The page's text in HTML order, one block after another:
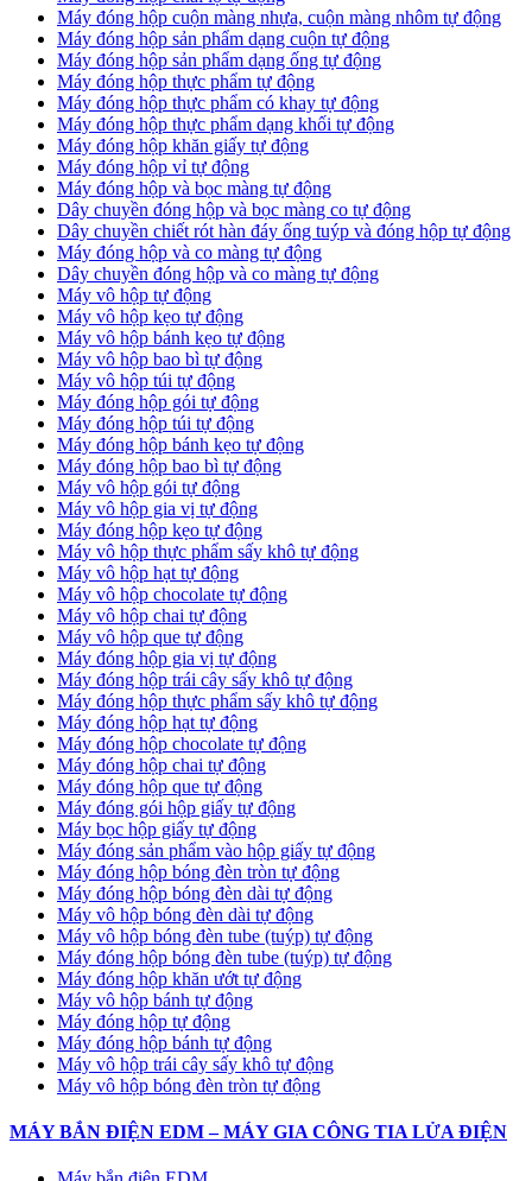
Máy đóng hộp cuộn màng nhựa, cuộn màng nhôm tự động
Máy đóng hộp sản phẩm dạng cuộn tự động
Máy đóng hộp sản phẩm dạng ống tự động
Máy đóng hộp thực phẩm tự động
Máy đóng hộp thực phẩm có khay tự động
Máy đóng hộp thực phẩm dạng khối tự động
Máy đóng hộp khăn giấy tự động
Máy đóng hộp vỉ tự động
Máy đóng hộp và bọc màng tự động
Dây chuyền đóng hộp và bọc màng co tự động
Dây chuyền chiết rót hàn đáy ống tuýp và đóng hộp tự động
Máy đóng hộp và co màng tự động
Dây chuyền đóng hộp và co màng tự động
Máy vô hộp tự động
Máy vô hộp kẹo tự động
Máy vô hộp bánh kẹo tự động
Máy vô hộp bao bì tự động
Máy vô hộp túi tự động
Máy đóng hộp gói tự động
Máy đóng hộp túi tự động
Máy đóng hộp bánh kẹo tự động
Máy đóng hộp bao bì tự động
Máy vô hộp gói tự động
Máy vô hộp gia vị tự động
Máy đóng hộp kẹo tự động
Máy vô hộp thực phẩm sấy khô tự động
Máy vô hộp hạt tự động
Máy vô hộp chocolate tự động
Máy vô hộp chai tự động
Máy vô hộp que tự động
Máy đóng hộp gia vị tự động
Máy đóng hộp trái cây sấy khô tự động
Máy đóng hộp thực phẩm sấy khô tự động
Máy đóng hộp hạt tự động
Máy đóng hộp chocolate tự động
Máy đóng hộp chai tự động
Máy đóng hộp que tự động
Máy đóng gói hộp giấy tự động
Máy bọc hộp giấy tự động
Máy đóng sản phẩm vào hộp giấy tự động
Máy đóng hộp bóng đèn tròn tự động
Máy đóng hộp bóng đèn dài tự động
Máy vô hộp bóng đèn dài tự động
Máy vô hộp bóng đèn tube (tuýp) tự động
Máy đóng hộp bóng đèn tube (tuýp) tự động
Máy đóng hộp khăn ướt tự động
Máy vô hộp bánh tự động
Máy đóng hộp tự động
Máy đóng hộp bánh tự động
Máy vô hộp trái cây sấy khô tự động
Máy vô hộp bóng đèn tròn tự động
MÁY BẮN ĐIỆN EDM – MÁY GIA CÔNG TIA LỬA ĐIỆN